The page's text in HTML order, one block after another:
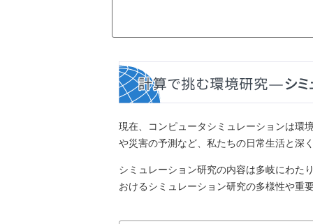
現在、コンピュータシミュレーションは環
や災害の予測など、私たちの日常生活と深
シミュレーション研究の内容は多岐にわた
おけるシミュレーション研究の多様性や重